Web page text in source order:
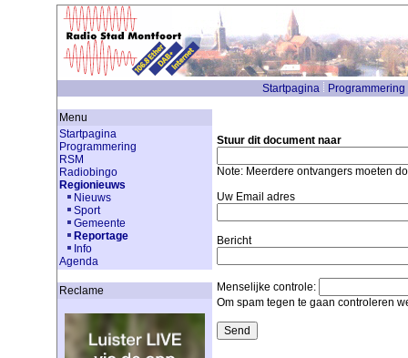
Startpagina Programmering
Menu
Startpagina
Programmering
RSM
Radiobingo
Regionieuws
Nieuws
Sport
Gemeente
Reportage
Info
Agenda
Reclame
Stuur dit document naar
Note: Meerdere ontvangers moeten
Uw Email adres
Bericht
Menselijke controle:
Om spam tegen te gaan controleren